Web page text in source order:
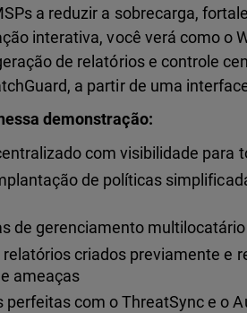
a reduzir a sobrecarga,
interativa, você verá como o
de relatórios e controle
a partir de uma
demonstração:
com visibilidade para
de políticas
de gerenciamento
relatórios criados previamente e
ameaças
perfeitas com o ThreatSync e o